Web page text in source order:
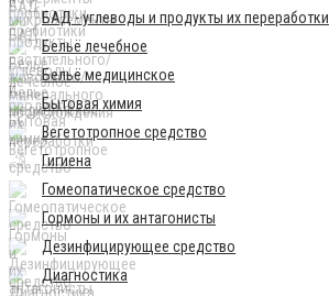
БАД - углеводы и продукты их переработки
Бельё лечебное
Бельё медицинское
Бытовая химия
Вегетотропное средство
Гигиена
Гомеопатическое средство
Гормоны и их антагонисты
Дезинфицирующее средство
Диагностика